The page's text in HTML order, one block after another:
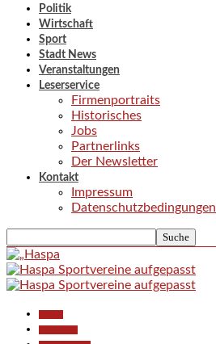
Politik
Wirtschaft
Sport
Stadt News
Veranstaltungen
Leserservice
Firmenportraits
Historisches
Jobs
Partnerlinks
Der Newsletter
Kontakt
Impressum
Datenschutzbedingungen